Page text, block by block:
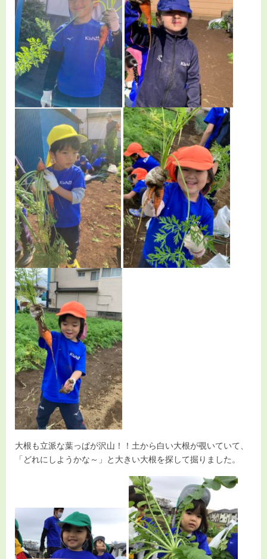
大根も立派な葉っぱが沢山！！土から白い大根が覗いていて、
「どれにしようかな～」と大きい大根を探して掘りました。